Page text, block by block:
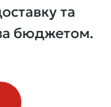
та
бюджетом.